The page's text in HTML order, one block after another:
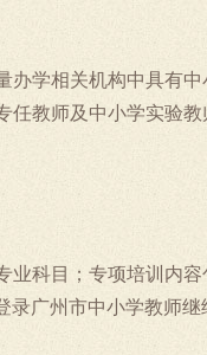
办学相关机构中具有
任教师及中小学实验
业科目；专项培训内
广州市中小学教师